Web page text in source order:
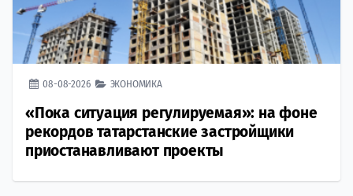
08-08-2026 ЭКОНОМИКА
«Пока ситуация регулируемая»: на фоне
рекордов татарстанские застройщики
приостанавливают проекты